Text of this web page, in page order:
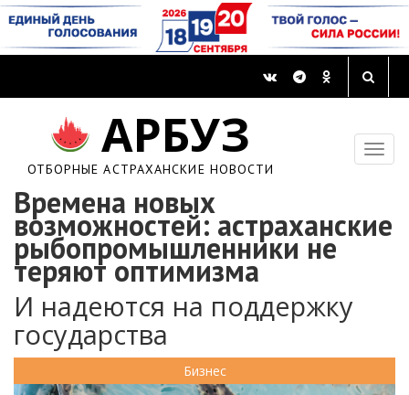
АРБУЗ
ОТБОРНЫЕ АСТРАХАНСКИЕ НОВОСТИ
Времена новых
возможностей: астраханские
рыбопромышленники не
теряют оптимизма
И надеются на поддержку
государства
Бизнес